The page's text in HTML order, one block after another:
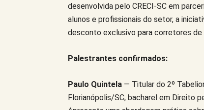
desenvolvida pelo CRECI-SC em
alunos e profissionais do setor, a
desconto exclusivo para corretores de
Palestrantes confirmados:
Paulo Quintela — Titular do 2º
Florianópolis/SC, bacharel em Direito